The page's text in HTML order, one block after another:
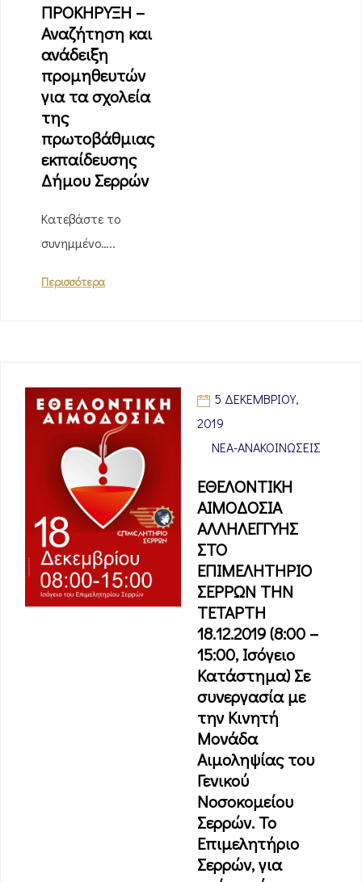
ΠΡΟΚΗΡΥΞΗ –
Αναζήτηση και
ανάδειξη
προμηθευτών
για τα σχολεία
της
πρωτοβάθμιας
εκπαίδευσης
Δήμου Σερρών
Κατεβάστε το
συνημμένο…..
Περισσότερα
5 ΔΕΚΕΜΒΡΊΟΥ,
2019
ΝΈΑ-ΑΝΑΚΟΙΝΏΣΕΙΣ
ΕΘΕΛΟΝΤΙΚΗ
ΑΙΜΟΔΟΣΙΑ
ΑΛΛΗΛΕΓΓΥΗΣ
ΣΤΟ
ΕΠΙΜΕΛΗΤΗΡΙΟ
ΣΕΡΡΩΝ ΤΗΝ
ΤΕΤΑΡΤΗ
18.12.2019 (8:00 –
15:00, Ισόγειο
Κατάστημα) Σε
συνεργασία με
την Κινητή
Μονάδα
Αιμοληψίας του
Γενικού
Νοσοκομείου
Σερρών. Το
Επιμελητήριο
Σερρών, για